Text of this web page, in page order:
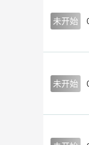
未开始
未开始